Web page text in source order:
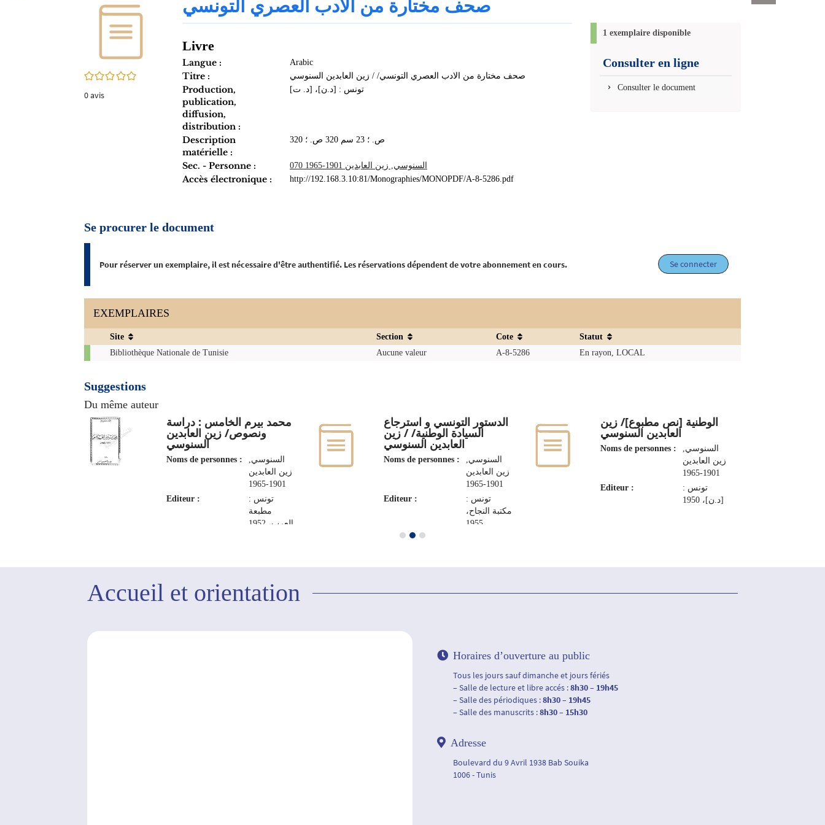
0/5
0avis
صحف مختارة من الادب العصري التونسي
Livre
Langue : Arabic
Titre : صحف مختارة من الادب العصري التونسي/ / زين العابدين السنوسي
Production,
publication,
diffusion,
distribution :
تونس : [د.ن]، [د. ت]
Description
matérielle :
320 ص. ؛ 23 سم 320 ص. ؛
Sec. - Personne : السنوسي‏, ‏زين العابدين‏ ‏1965-1901‏ ‏070
Accès électronique : http://192.168.3.10:81/Monographies/MONOPDF/A-8-5286.pdf
1 exemplaire disponible
Consulter en ligne
Consulter le document
Se procurer le document
Pour réserver un exemplaire, il est nécessaire d'être authentifié. Les réservations dépendent de votre abonnement en cours. Se connecter
EXEMPLAIRES
Exemplaires
Site Section Cote
Statut
Bibliothèque Nationale de Tunisie
Aucune valeur A-8-5286 En rayon, LOCAL
Suggestions
Du même auteur
الدستور التونسي و استرجاع
السيادة الوطنية/ / زين
العابدين السنوسي
Noms de personnes :
السنوسي‏,
‏زين العابدين‏
Editeur :
تونس :
مكتبة النجاح،
1955
الوطنية [نص مطبوع]/ زين
العابدين السنوسي
Noms de personnes :
السنوسي‏,
‏زين العابدين‏
Editeur :
تونس :
[د.ن]، 1950
محمد بيرم الخامس : دراسة
ونصوص/ زين العابدين
السنوسي
Noms de personnes :
السنوسي‏,
‏زين العابدين‏
Editeur :
تونس :
مطبعة
العرب، 1952
Accueil et orientation
Horaires d’ouverture au public
Tous les jours sauf dimanche et jours fériés
– Salle de lecture et libre accés :8h30 – 19h45
– Salle des périodiques :8h30 – 19h45
– Salle des manuscrits :8h30 – 15h30
Adresse
Boulevard du 9 Avril 1938 Bab Souika
1006 - Tunis